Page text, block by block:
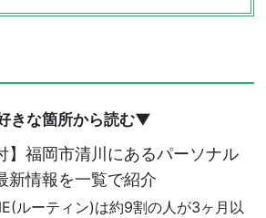
きな箇所から読む▼
】福岡市清川にあるパーソナル
新情報を一覧で紹介
ルーティン)は約9割の人が3ヶ月以